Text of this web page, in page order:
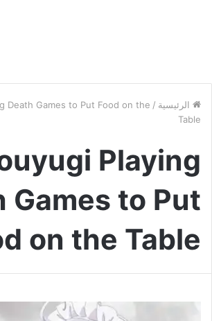
الرئيسية /
Death Games to Put Food on the
Table
Playing
Games to Put
on the Table